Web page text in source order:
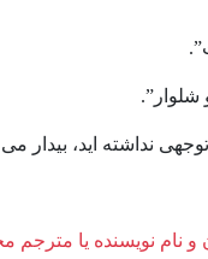
نداشته اید، بیدار می
و نام نویسنده یا مترجم